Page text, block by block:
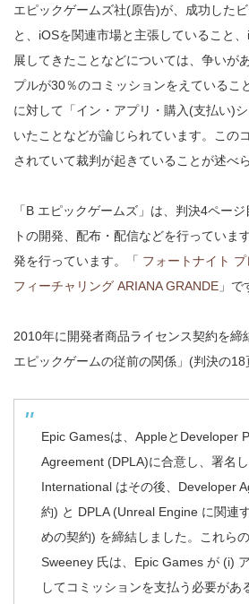
エピックゲームズ社(原告)が、成功した
と、iOSを関連市場と主張していること
展してきたことなどについては、争いが
プルが30％のコミッションをえているこ
に対して「イン・アプリ・購入(支払い)
いたことなどが論じられています。この
されていて裁判が起きていることが述べ
「B エピックゲームズ」は、判決4ペー
トの開発、配布・配信などを行っていま
発を行っています。「 フォートナイト
フィーチャリング ARIANA GRANDE 」で
2010年に開発者商品ライセンス契約を締
エピックゲームの従前の関係」 (判決の18
Epic Gamesは、AppleとDeveloper
Agreement (DPLA)に合意し、署名
International はその後、Developer
約) と DPLA (Unreal Engine に関連
めの契約) を締結しました。これらの
Sweeney 氏は、Epic Games が (i)
してコミッションを支払う必要があ